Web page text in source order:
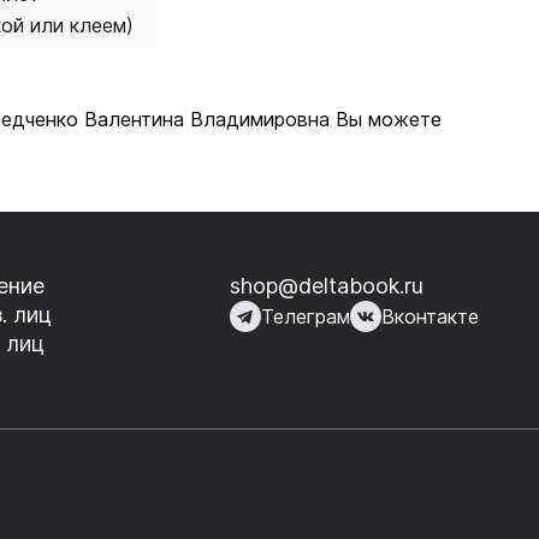
или клеем)
Валентина Владимировна Вы можете
лиц
лиц
shop@deltabook.ru
Телеграм Вконтакте